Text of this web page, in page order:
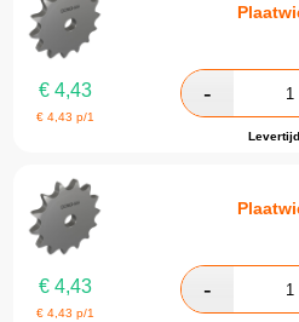
€ 4,43
€4,43 p/1
€ 4,43
€4,43 p/1